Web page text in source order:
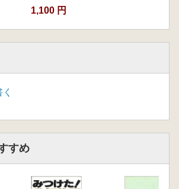
1,100 円
すめ